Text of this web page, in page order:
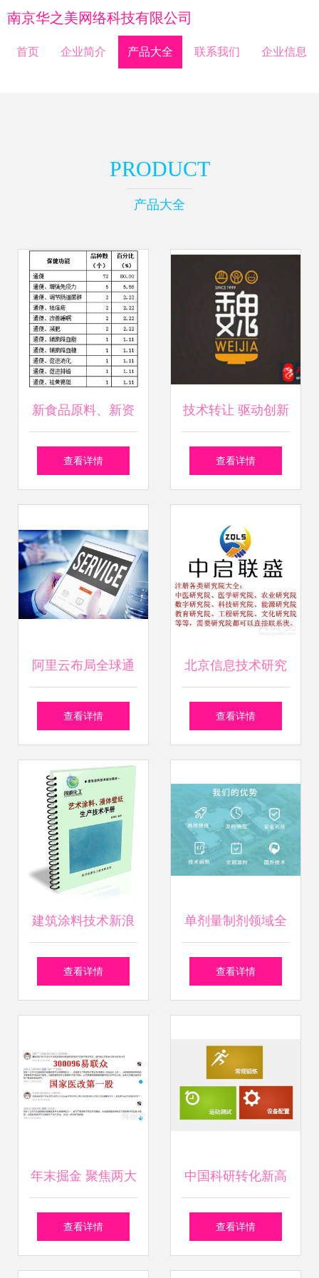
南京华之美网络科技有限公司
首页 企业简介 产品大全 联系我们 企业信息
PRODUCT
产品大全
新食品原料、新资
源食品申报与保健
奥达康的专业服务
查看详情
技术转让 驱动创新
与经济增长的双赢
查看详情
阿里云布局全球通
信市场 技术转让助
地
查看详情
北京信息技术研究
院技术转让 条件、
查看详情
建筑涂料技术新浪
潮 从乳胶漆配方到
查看详情
单剂量制剂领域全
球领导者优尼特尔
药大会，聚焦创新
与战略合作
查看详情
年末掘金 聚焦两大
潜力股，技术转让
查看详情
中国科研转化新高
地 中国科学院合肥
查看详情